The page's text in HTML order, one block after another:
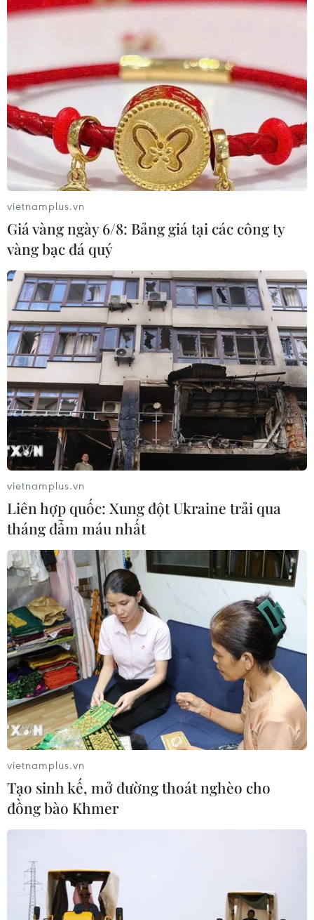
vietnamplus.vn
Giá vàng ngày 6/8: Bảng giá tại các công ty
vàng bạc đá quý
vietnamplus.vn
Liên hợp quốc: Xung đột Ukraine trải qua
tháng đẫm máu nhất
vietnamplus.vn
Tạo sinh kế, mở đường thoát nghèo cho
đồng bào Khmer